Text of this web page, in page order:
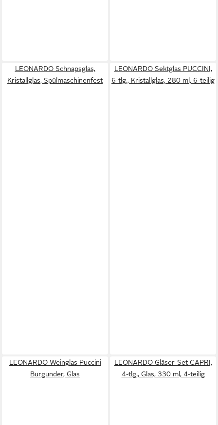
LEONARDO Schnapsglas,
Kristallglas, Spülmaschinenfest
LEONARDO Sektglas PUCCINI,
6-tlg., Kristallglas, 280 ml, 6-teilig
LEONARDO Weinglas Puccini
Burgunder, Glas
LEONARDO Gläser-Set CAPRI,
4-tlg., Glas, 330 ml, 4-teilig